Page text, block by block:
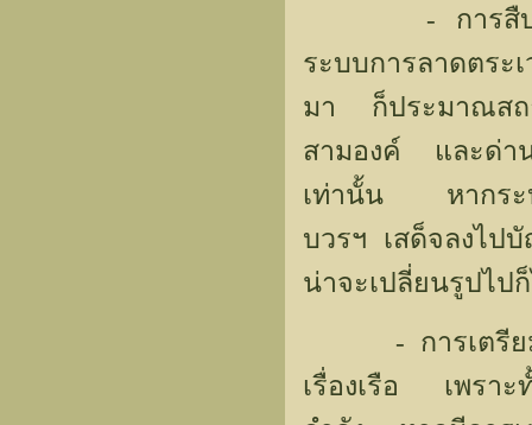
- การสืบข่าวว่
ระบบการลาดตระ
มา ก็ประมาณสถ
สามองค์ และด่า
เท่านั้น หากระบ
บวรฯ เสด็จลงไป
น่าจะเปลี่ยนรูปไป
- การเตรียมกา
เรื่องเรือ เพราะ